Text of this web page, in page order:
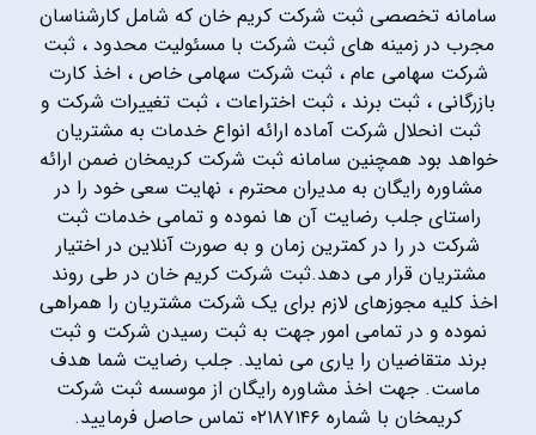
سامانه تخصصی ثبت شرکت کریم خان که شامل کارشناسان
مجرب در زمینه های ثبت شرکت با مسئولیت محدود ، ثبت
شرکت سهامی عام ، ثبت شرکت سهامی خاص ، اخذ کارت
بازرگانی ، ثبت برند ، ثبت اختراعات ، ثبت تغییرات شرکت و
ثبت انحلال شرکت آماده ارائه انواع خدمات به مشتریان
خواهد بود همچنین سامانه ثبت شرکت کریمخان ضمن ارائه
مشاوره رایگان به مدیران محترم ، نهایت سعی خود را در
راستای جلب رضایت آن ها نموده و تمامی خدمات ثبت
شرکت در را در کمترین زمان و به صورت آنلاین در اختیار
مشتریان قرار می دهد.ثبت شرکت کریم خان در طی روند
اخذ کلیه مجوزهای لازم برای یک شرکت مشتریان را همراهی
نموده و در تمامی امور جهت به ثبت رسیدن شرکت و ثبت
برند متقاضیان را یاری می نماید. جلب رضایت شما هدف
ماست. جهت اخذ مشاوره رایگان از موسسه ثبت شرکت
کریمخان با شماره ۰۲۱۸۷۱۴۶ تماس حاصل فرمایید.